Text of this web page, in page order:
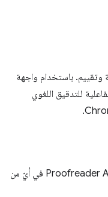
وتقييم. باستخدام واجهة
للتدقيق اللغوي
يمكنك استخدام واجهة برمجة التطبيقات Proofreader API في أيّ من